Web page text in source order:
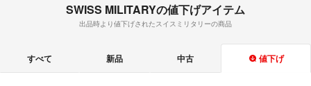
SWISS MILITARYの値下げアイテム
出品時より値下げされたスイスミリタリーの商品
すべて 新品 中古 値下げ